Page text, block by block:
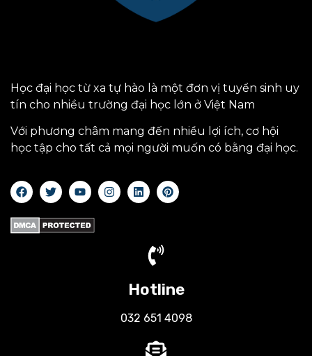
Học đại học từ xa tự hào là một đơn vị tuyển sinh uy
tín cho nhiều trường đại học lớn ở Việt Nam
Với phương châm mang đến nhiều lợi ích, cơ hội
học tập cho tất cả mọi người muốn có bằng đại học.
Hotline
032 651 4098